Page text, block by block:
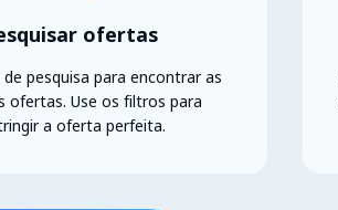
ofertas
de pesquisa para encontrar as
ofertas. Use os filtros para
a oferta perfeita.